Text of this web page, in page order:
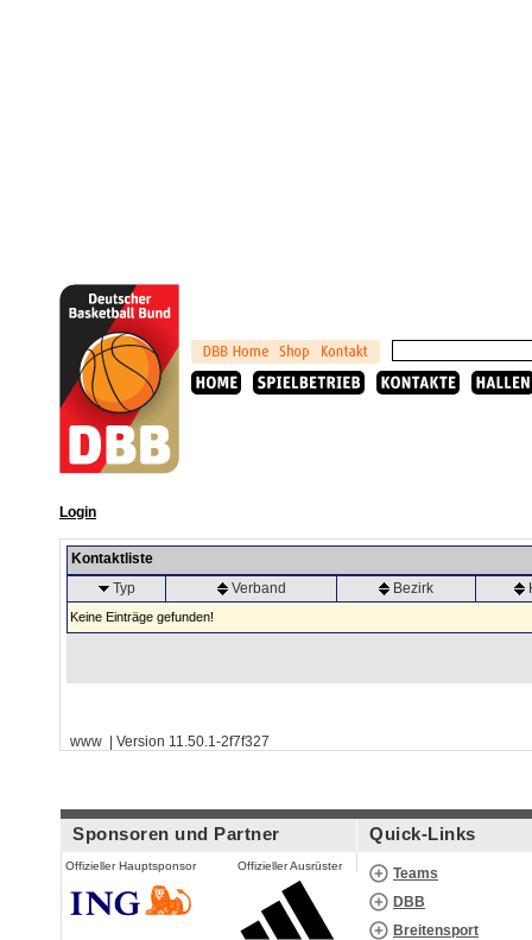
Login
Kontaktliste
Typ
Verband Bezirk
Keine Einträge gefunden!
www | Version 11.50.1-2f7f327
Sponsoren und Partner
Offizieller Hauptsponsor Offizieller Ausrüster
Quick-Links
Teams
DBB
Breitensport